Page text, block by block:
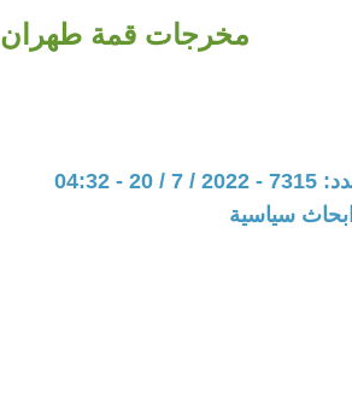
مخرجات قمة طهران
04:32
سياسية